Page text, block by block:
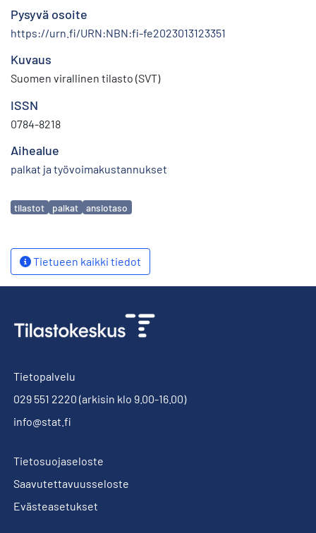
Pysyvä osoite
https://urn.fi/URN:NBN:fi-fe2023013123351
Kuvaus
Suomen virallinen tilasto (SVT)
ISSN
0784-8218
Aihealue
palkat ja työvoimakustannukset
Avainsanat
tilastot palkat ansiotaso
Tietueen kaikki tiedot
Tietopalvelu
029 551 2220 (arkisin klo 9.00-16.00)
info@stat.fi
Tietosuojaseloste
Saavutettavuusseloste
Evästeasetukset